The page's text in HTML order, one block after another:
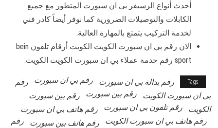
أحدث أنواع الرسيفر بي ان سبورت المتطور مع جميع
الكابلات والتوصيلات الضرورية كما نوفر أيضاً كادر فني
لخدمة التركيب يتمتع بالمهارة العالية.
الان رقم بي ان سبورت الكويت الكويت أرقام تلفون bein
sport رقم خدمة عملاء بي ان سبورت الكويت الكويت.
Tags رقم بدالة بي ان سبورت رقم بي ان سبورت
رقم
بي ان سبورت الكويت
رقم بين سبورت
رقم بين سبورت
الكويت
رقم تلفون بي ان سبورت
رقم هاتف بي ان سبورت
رقم هاتف بي ان سبورت الكويت
رقم هاتف بين سبورت
رقم